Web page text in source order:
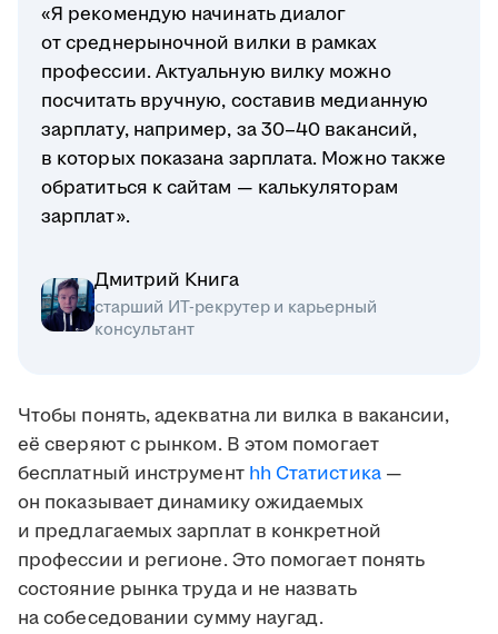
«Я рекомендую начинать диалог
от среднерыночной вилки в рамках
профессии. Актуальную вилку можно
посчитать вручную, составив медианную
зарплату, например, за 30–40 вакансий,
в которых показана зарплата. Можно также
обратиться к сайтам — калькуляторам
зарплат».
Дмитрий Книга
старший ИТ-рекрутер и карьерный
консультант
Чтобы понять, адекватна ли вилка в вакансии,
её сверяют с рынком. В этом помогает
бесплатный инструмент hh Статистика—
он показывает динамику ожидаемых
и предлагаемых зарплат в конкретной
профессии и регионе. Это помогает понять
состояние рынка труда и не назвать
на собеседовании сумму наугад.